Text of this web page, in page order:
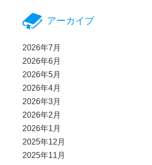
アーカイブ
2026年7月
2026年6月
2026年5月
2026年4月
2026年3月
2026年2月
2026年1月
2025年12月
2025年11月